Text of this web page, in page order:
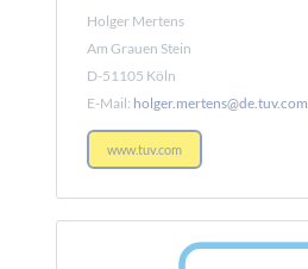
Holger Mertens
Am Grauen Stein
D-51105 Köln
E-Mail: holger.mertens@de.tuv.com
www.tuv.com